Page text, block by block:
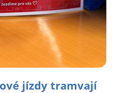
jízdy tramvají